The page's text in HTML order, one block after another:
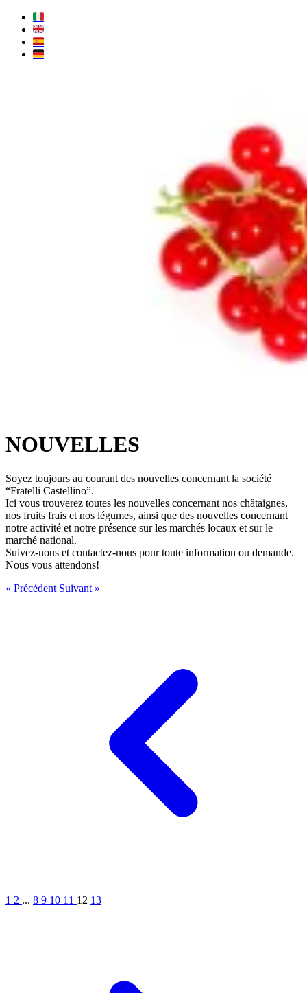
🇮🇹
🇬🇧
🇪🇸
🇩🇪
NOUVELLES
Soyez toujours au courant des nouvelles concernant la société
“Fratelli Castellino”.
Ici vous trouverez toutes les nouvelles concernant nos châtaignes,
nos fruits frais et nos légumes, ainsi que des nouvelles concernant
notre activité et notre présence sur les marchés locaux et sur le
marché national.
Suivez-nous et contactez-nous pour toute information ou demande.
Nous vous attendons!
« Précédent Suivant »
1 2 ... 8 9 10 11 12 13